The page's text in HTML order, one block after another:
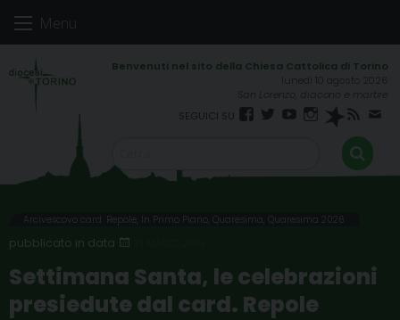
Menu
lunedì 10 agosto 2026
Facebook
TwitterYouTube
Instagram
Spreaker
RSS
FEED
Arcivescovo card. Repole In Primo Piano Quaresima
Quaresima 2026
Settimana Santa, le celebrazioni
presiedute dal card. Repole